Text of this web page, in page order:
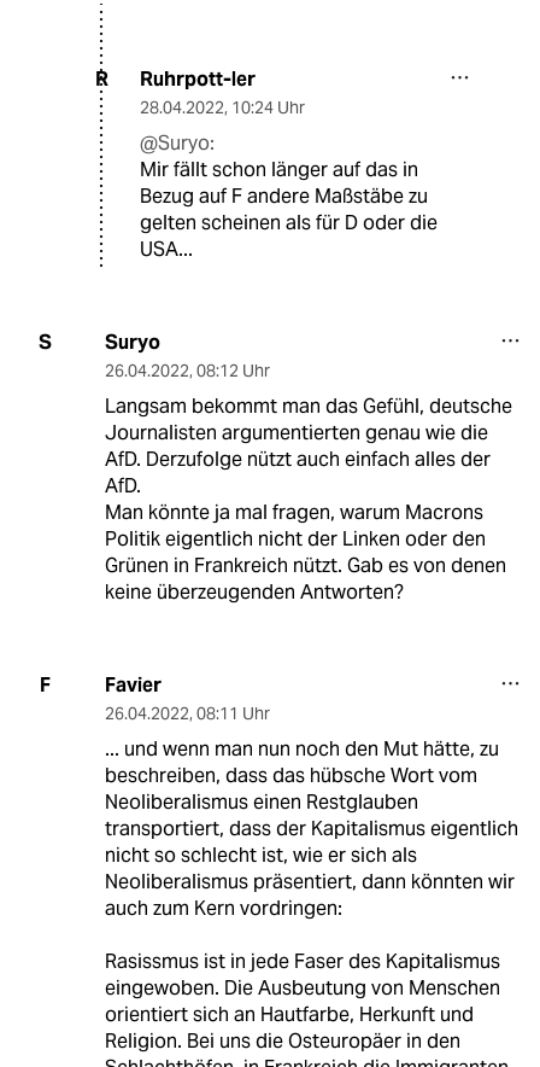
R Ruhrpott-ler
28.04.2022, 10:24 Uhr
@Suryo:
Mir fällt schon länger auf das in
Bezug auf F andere Maßstäbe zu
gelten scheinen als für D oder die
USA...
S Suryo
26.04.2022, 08:12 Uhr
Langsam bekommt man das Gefühl, deutsche
Journalisten argumentierten genau wie die
AfD. Derzufolge nützt auch einfach alles der
AfD.
Man könnte ja mal fragen, warum Macrons
Politik eigentlich nicht der Linken oder den
Grünen in Frankreich nützt. Gab es von denen
keine überzeugenden Antworten?
F Favier
26.04.2022, 08:11 Uhr
... und wenn man nun noch den Mut hätte, zu
beschreiben, dass das hübsche Wort vom
Neoliberalismus einen Restglauben
transportiert, dass der Kapitalismus eigentlich
nicht so schlecht ist, wie er sich als
Neoliberalismus präsentiert, dann könnten wir
auch zum Kern vordringen:
Rasissmus ist in jede Faser des Kapitalismus
eingewoben. Die Ausbeutung von Menschen
orientiert sich an Hautfarbe, Herkunft und
Religion. Bei uns die Osteuropäer in den